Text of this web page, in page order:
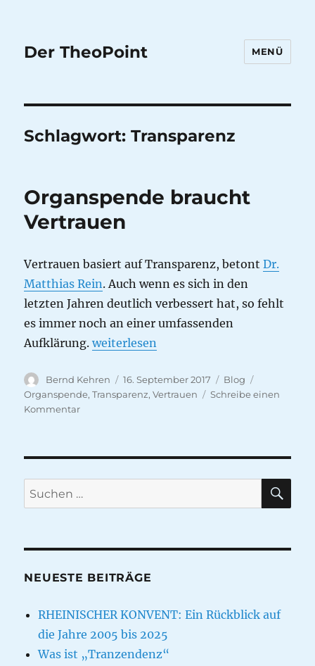
Der TheoPoint MENÜ
Schlagwort:Transparenz
Organspende braucht
Vertrauen
Vertrauen basiert auf Transparenz, betontDr.
Matthias Rein. Auch wenn es sich in den
letzten Jahren deutlich verbessert hat, so fehlt
es immer noch an einer umfassenden
Aufklärung.„Organspende braucht Vertrauen“
weiterlesen
Autor
Bernd Kehren
Veröffentlicht
am
16. September 2017 Kategorien
Blog
Organspende,Transparenz,Vertrauen
Schreibe einen
Kommentarzu
Suche
nach:
NEUESTE BEITRÄGE
RHEINISCHER KONVENT: Ein Rückblick auf
die Jahre 2005 bis 2025
Was ist „Tranzendenz“